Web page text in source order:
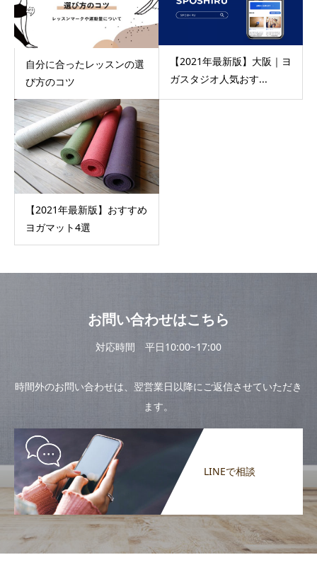
自分に合ったレッスンの選
び方のコツ
【2021年最新版】大阪｜ヨ
ガスタジオ人気おす...
【2021年最新版】おすすめ
ヨガマット4選
お問い合わせはこちら
対応時間 平日10:00~17:00
時間外のお問い合わせは、翌営業日以降にご返信させていただき
ます。
LINEで相談